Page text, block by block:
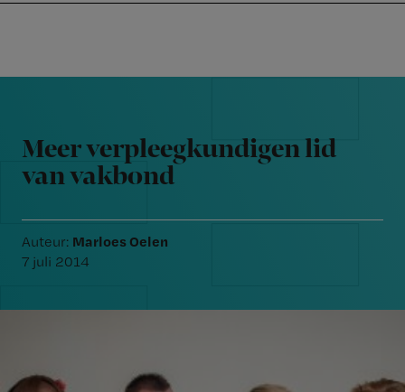
navigation
content
Nursing
Meer verpleegkundigen lid
van vakbond
Auteur: Marloes Oelen
7 juli 2014